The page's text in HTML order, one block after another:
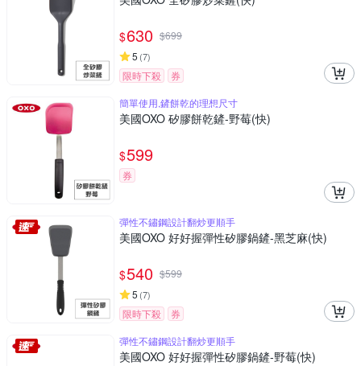
$630 $699
5 (7)
限時下殺
券
簡單使用,鏟餅乾的理想尺寸
美國OXO 矽膠餅乾鏟-野莓(快)
$599
券
彈性不鏽鋼設計翻炒更順手
美國OXO 好好握彈性矽膠鍋鏟-黑芝麻(快)
$540 $599
5 (7)
限時下殺
券
彈性不鏽鋼設計翻炒更順手
美國OXO 好好握彈性矽膠鍋鏟-野莓(快)